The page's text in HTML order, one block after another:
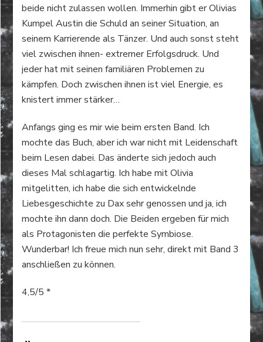
beide nicht zulassen wollen. Immerhin gibt er Olivias
Kumpel Austin die Schuld an seiner Situation, an
seinem Karrierende als Tänzer. Und auch sonst steht
viel zwischen ihnen- extremer Erfolgsdruck. Und
jeder hat mit seinen familiären Problemen zu
kämpfen. Doch zwischen ihnen ist viel Energie, es
knistert immer stärker…
Anfangs ging es mir wie beim ersten Band. Ich
mochte das Buch, aber ich war nicht mit Leidenschaft
beim Lesen dabei. Das änderte sich jedoch auch
dieses Mal schlagartig. Ich habe mit Olivia
mitgelitten, ich habe die sich entwickelnde
Liebesgeschichte zu Dax sehr genossen und ja, ich
mochte ihn dann doch. Die Beiden ergeben für mich
als Protagonisten die perfekte Symbiose.
Wunderbar! Ich freue mich nun sehr, direkt mit Band 3
anschließen zu können.
4,5/5 *